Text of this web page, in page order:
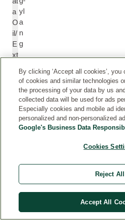
a
O
il/
E
xt
yl
a
n
g
ar
e
itrtr
By clicking ‘Accept all cookies’,
of cookies and similar technologies
the processing of your data by us
collected data will be used for ads
Especially cookies and mobile ad
personalized and non-personalized
Google's Business Data
Cookies
Reject All
Accept All